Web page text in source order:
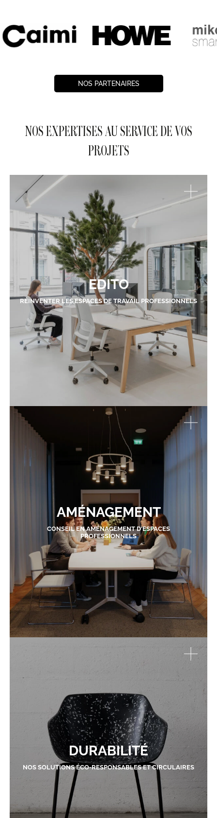
NOS PARTENAIRES
NOS EXPERTISES AU SERVICE DE VOS
PROJETS
EDITO
RÉINVENTER LES ESPACES DE TRAVAIL PROFESSIONNELS
AMÉNAGEMENT
CONSEIL EN AMÉNAGEMENT D'ESPACES
PROFESSIONNELS
DURABILITÉ
NOS SOLUTIONS ÉCO-RESPONSABLES ET CIRCULAIRES